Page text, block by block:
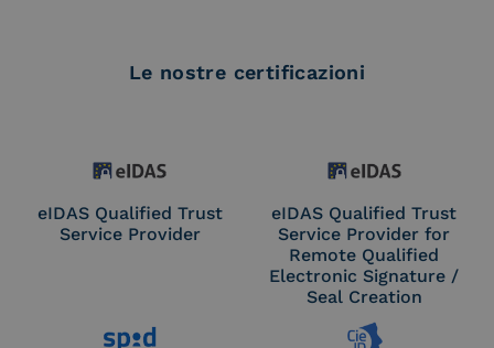
Le nostre certificazioni
eIDAS Qualified Trust
Service Provider
eIDAS Qualified Trust
Service Provider for
Remote Qualified
Electronic Signature /
Seal Creation